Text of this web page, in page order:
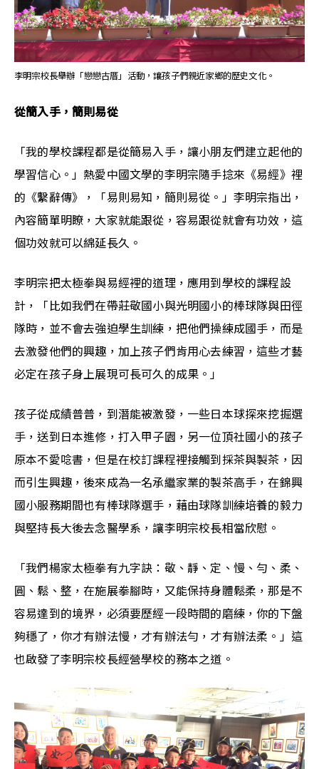
李明宗校長舉辦「戀戀古厝」活動，讓孩子們親近家鄉的歷史文化。
從簡入手，簡則易從
「我的學校課程都是從簡易入手，讓小朋友們建立起他的
學習信心。」熱愛中國文學的李明宗隨手捻來《易經》裡
的《繫辭傳》，「易則易知，簡則易從。」李明宗指出，
內容簡單明瞭，大家就能跟從，容易跟從就會有功效，這
個功效就可以綿延長久。
李明宗把太極拳與易經裡的道理，應用到學校的課程設
計，「比如我們在帶莊敬國小與光明國小的棒球隊與田徑
隊時，並不會去強迫學生訓練，把他們操練成國手，而是
去激發他們的興趣，加上孩子們肯用心去練習，這些才藝
必定在孩子身上展現可長可久的成果。」
孩子從成績普普，到潛能被激發，一些日本球探來挖掘選
手，送到日本進修，打入甲子園，另一位頂社國小的孩子
原本不愛唸書，但是在校訂課程裡接觸到採茶與製茶，因
而引生興趣，後來成為一名承繼家業的製茶高手，在錦興
國小服務期間也有棒球隊選手，藉由球隊訓練培養的毅力
與堅持長大後去念醫學系，讓李明宗校長相當欣慰。
「我們楊家太極拳有九字訣：敬、靜、定、慢、勻、柔、
圓、鬆、整，在施展拳腳時，又能保持身體鬆柔，那是不
容易達到的境界，必須要歷經一段時間的磨練，你的下盤
夠穩了，你才有辦法慢，才有辦法勻，才有辦法柔。」這
也啟發了李明宗校長經營學校的務本之道。